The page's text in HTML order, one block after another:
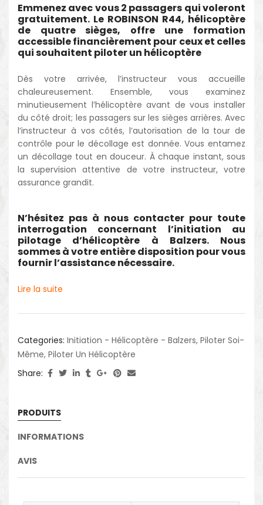
Emmenez avec vous 2 passagers qui voleront
gratuitement. Le ROBINSON R44, hélicoptère
de quatre sièges, offre une formation
accessible financièrement pour ceux et celles
qui souhaitent piloter un hélicoptère
Dès votre arrivée, l’instructeur vous accueille
chaleureusement. Ensemble, vous examinez
minutieusement l’hélicoptère avant de vous installer
du côté droit; les passagers sur les sièges arrières. Avec
l’instructeur à vos côtés, l’autorisation de la tour de
contrôle pour le décollage est donnée. Vous entamez
un décollage tout en douceur. À chaque instant, sous
la supervision attentive de votre instructeur, votre
assurance grandit.
N’hésitez pas à nous contacter pour toute
interrogation concernant l’initiation au
pilotage d’hélicoptère à Balzers. Nous
sommes à votre entière disposition pour vous
fournir l’assistance nécessaire.
Lire la suite
Categories: Initiation - Hélicoptère - Balzers, Piloter Soi-
Même, Piloter Un Hélicoptère
Share:
PRODUITS
INFORMATIONS
AVIS